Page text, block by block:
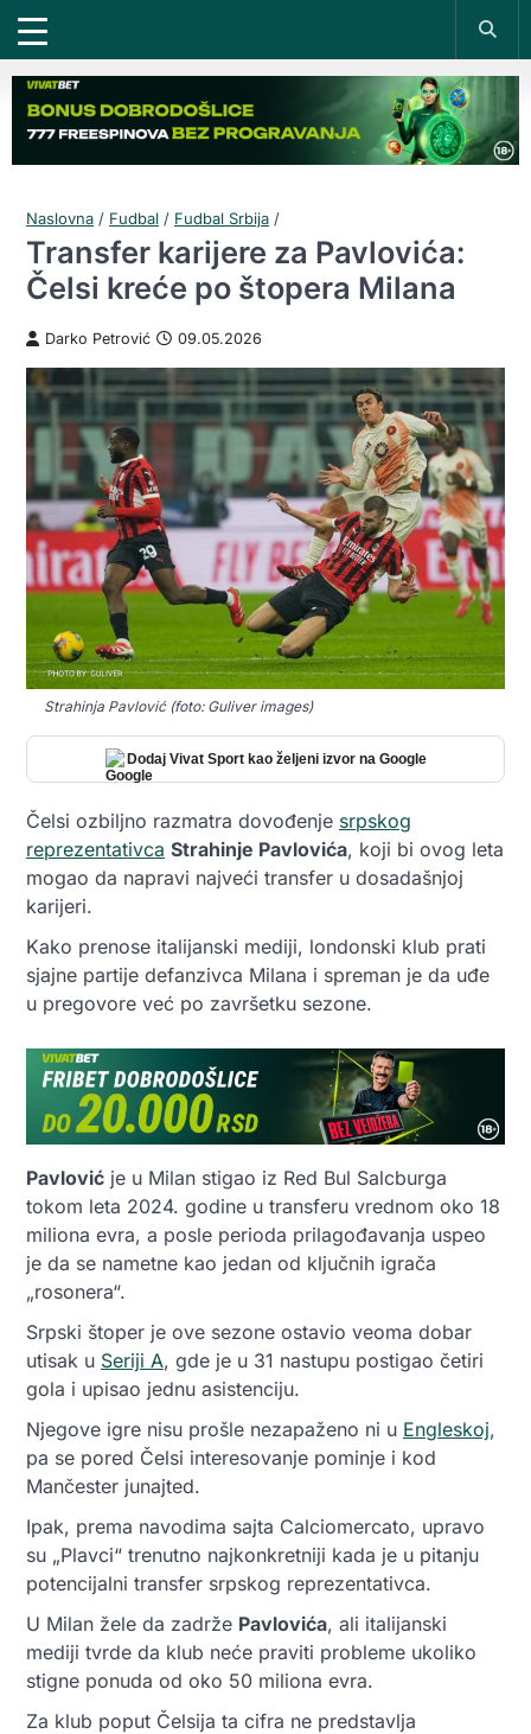
Naslovna / Fudbal / Fudbal Srbija /
Transfer karijere za Pavlovića:
Čelsi kreće po štopera Milana
Darko Petrović 09.05.2026
Strahinja Pavlović (foto: Guliver images)
Dodaj Vivat Sport kao željeni izvor na Google
Čelsi ozbiljno razmatra dovođenje srpskog
reprezentativca Strahinje Pavlovića, koji bi ovog leta
mogao da napravi najveći transfer u dosadašnjoj
karijeri.
Kako prenose italijanski mediji, londonski klub prati
sjajne partije defanzivca Milana i spreman je da uđe
u pregovore već po završetku sezone.
Pavlović je u Milan stigao iz Red Bul Salcburga
tokom leta 2024. godine u transferu vrednom oko 18
miliona evra, a posle perioda prilagođavanja uspeo
je da se nametne kao jedan od ključnih igrača
„rosonera“.
Srpski štoper je ove sezone ostavio veoma dobar
utisak u Seriji A, gde je u 31 nastupu postigao četiri
gola i upisao jednu asistenciju.
Njegove igre nisu prošle nezapaženo ni u Engleskoj,
pa se pored Čelsi interesovanje pominje i kod
Mančester junajted.
Ipak, prema navodima sajta Calciomercato, upravo
su „Plavci“ trenutno najkonkretniji kada je u pitanju
potencijalni transfer srpskog reprezentativca.
U Milan žele da zadrže Pavlovića, ali italijanski
mediji tvrde da klub neće praviti probleme ukoliko
stigne ponuda od oko 50 miliona evra.
Za klub poput Čelsija ta cifra ne predstavlja